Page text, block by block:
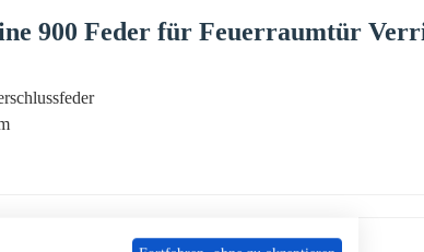
900 Feder für Feuerraumtür